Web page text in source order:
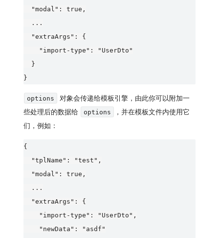
  "modal": true,
  ...
  "extraArgs": {
    "import-type": "UserDto"
  }
options
对象会传递给模板引擎，由此你可以附加一
些处理后的数据给
options
，并在模板文件内使用它
们，例如：
{
  "tplName": "test",
  "modal": true,
  ...
  "extraArgs": {
    "import-type": "UserDto",
    "newData": "asdf"